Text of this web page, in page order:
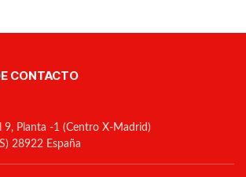
CONTACTO
9, Planta -1 (Centro X-Madrid)
28922 España